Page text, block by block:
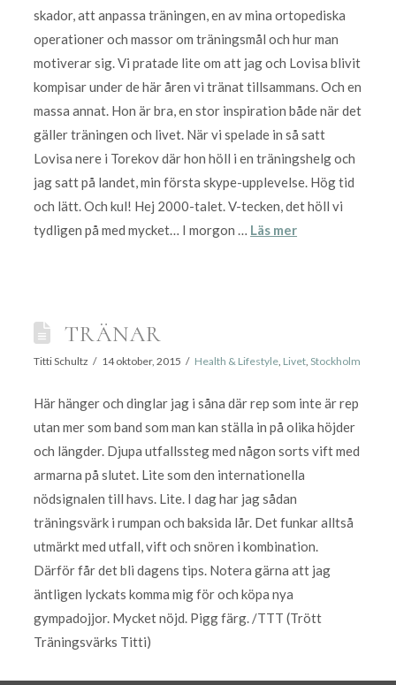
skador, att anpassa träningen, en av mina ortopediska
operationer och massor om träningsmål och hur man
motiverar sig. Vi pratade lite om att jag och Lovisa blivit
kompisar under de här åren vi tränat tillsammans. Och en
massa annat. Hon är bra, en stor inspiration både när det
gäller träningen och livet. När vi spelade in så satt
Lovisa nere i Torekov där hon höll i en träningshelg och
jag satt på landet, min första skype-upplevelse. Hög tid
och lätt. Och kul! Hej 2000-talet. V-tecken, det höll vi
tydligen på med mycket… I morgon … Läs mer
TRÄNAR
Titti Schultz 14 oktober, 2015 Health & Lifestyle, Livet, Stockholm
Här hänger och dinglar jag i såna där rep som inte är rep
utan mer som band som man kan ställa in på olika höjder
och längder. Djupa utfallssteg med någon sorts vift med
armarna på slutet. Lite som den internationella
nödsignalen till havs. Lite. I dag har jag sådan
träningsvärk i rumpan och baksida lår. Det funkar alltså
utmärkt med utfall, vift och snören i kombination.
Därför får det bli dagens tips. Notera gärna att jag
äntligen lyckats komma mig för och köpa nya
gympadojjor. Mycket nöjd. Pigg färg. /TTT (Trött
Träningsvärks Titti)